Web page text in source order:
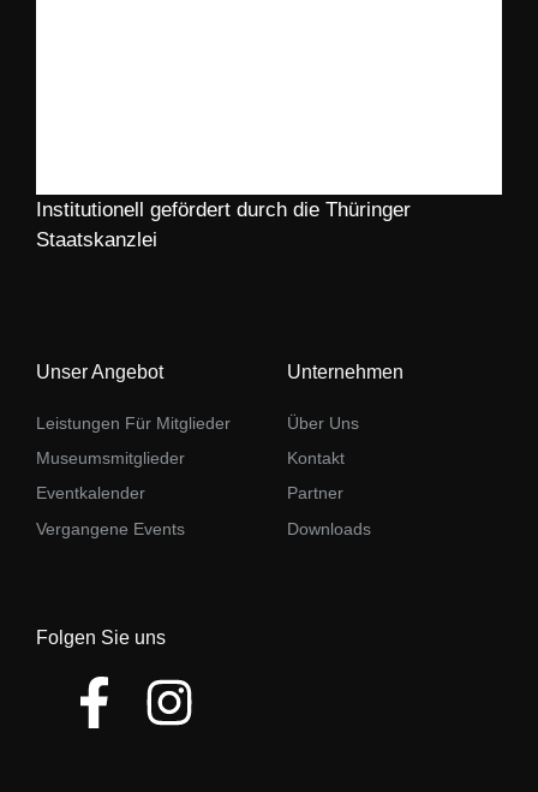
Institutionell gefördert durch die Thüringer
Staatskanzlei
Unser Angebot
Leistungen Für Mitglieder
Museumsmitglieder
Eventkalender
Vergangene Events
Unternehmen
Über Uns
Kontakt
Partner
Downloads
Folgen Sie uns